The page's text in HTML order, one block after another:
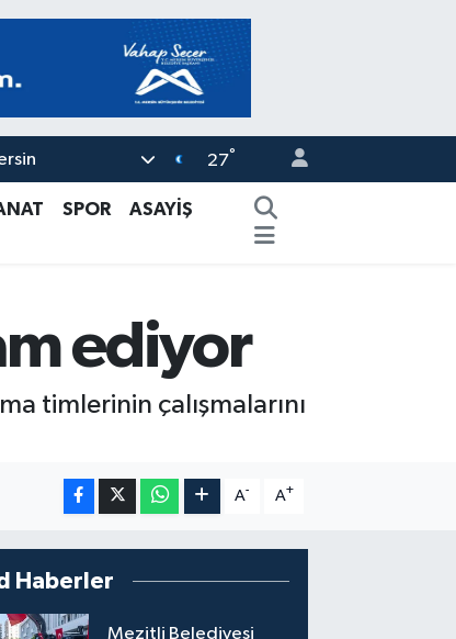
27°
SPOR
ASAYİŞ
ediyor
timlerinin çalışmalarını
A- A+
Haberler
Mezitli Belediyesi